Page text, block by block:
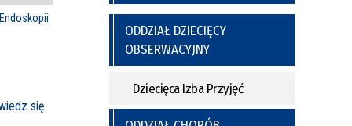
Postojowych
się
ODDZIAŁ DZIECIĘCY
OBSERWACYJNY
Dziecięca Izba Przyjęć